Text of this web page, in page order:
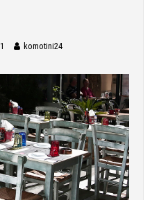
komotini24